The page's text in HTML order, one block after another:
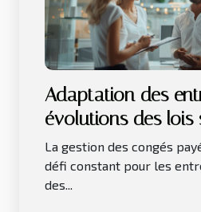
Adaptation des
évolutions des lois
congés payés
La gestion des congés
défi constant pour les
des...